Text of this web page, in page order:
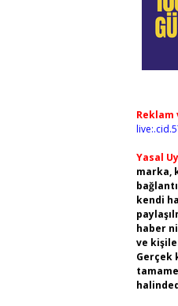
Reklam
Yasal
marka,
kendi
haber
ve
Gerçek